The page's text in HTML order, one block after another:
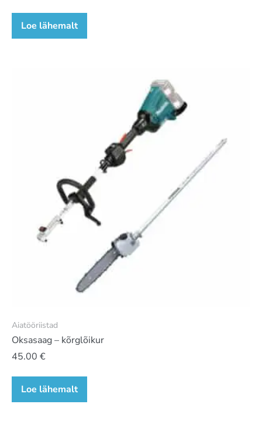
Loe lähemalt
Aiatööriistad
Oksasaag – kõrglõikur
45.00 €
Loe lähemalt